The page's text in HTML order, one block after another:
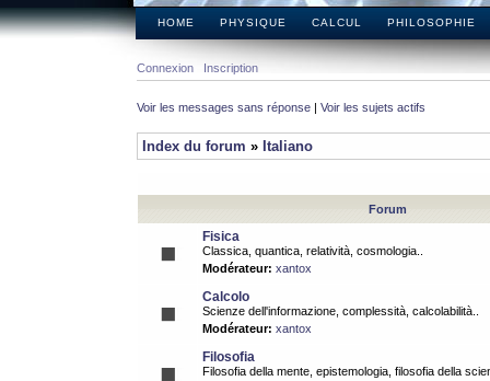
HOME PHYSIQUE CALCUL PHILOSOPHIE
Connexion Inscription
Voir les messages sans réponse | Voir les sujets actifs
Index du forum » Italiano
Forum
Fisica
Classica, quantica, relatività, cosmologia..
Modérateur: xantox
Calcolo
Scienze dell'informazione, complessità, calcolabilità..
Modérateur: xantox
Filosofia
Filosofia della mente, epistemologia, filosofia della